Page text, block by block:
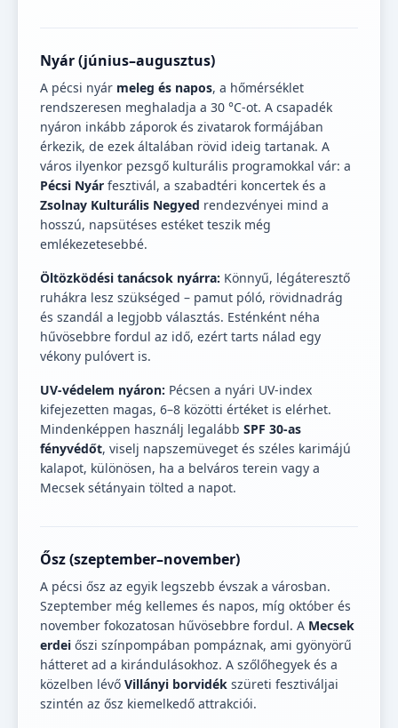
Nyár (június–augusztus)
A pécsi nyár meleg és napos, a hőmérséklet
rendszeresen meghaladja a 30 °C-ot. A csapadék
nyáron inkább záporok és zivatarok formájában
érkezik, de ezek általában rövid ideig tartanak. A
város ilyenkor pezsgő kulturális programokkal vár: a
Pécsi Nyár fesztivál, a szabadtéri koncertek és a
Zsolnay Kulturális Negyed rendezvényei mind a
hosszú, napsütéses estéket teszik még
emlékezetesebbé.
Öltözködési tanácsok nyárra: Könnyű, légáteresztő
ruhákra lesz szükséged – pamut póló, rövidnadrág
és szandál a legjobb választás. Esténként néha
hűvösebbre fordul az idő, ezért tarts nálad egy
vékony pulóvert is.
UV-védelem nyáron: Pécsen a nyári UV-index
kifejezetten magas, 6–8 közötti értéket is elérhet.
Mindenképpen használj legalább SPF 30-as
fényvédőt, viselj napszemüveget és széles karimájú
kalapot, különösen, ha a belváros terein vagy a
Mecsek sétányain tölted a napot.
Ősz (szeptember–november)
A pécsi ősz az egyik legszebb évszak a városban.
Szeptember még kellemes és napos, míg október és
november fokozatosan hűvösebbre fordul. A Mecsek
erdei őszi színpompában pompáznak, ami gyönyörű
hátteret ad a kirándulásokhoz. A szőlőhegyek és a
közelben lévő Villányi borvidék szüreti fesztiváljai
szintén az ősz kiemelkedő attrakciói.